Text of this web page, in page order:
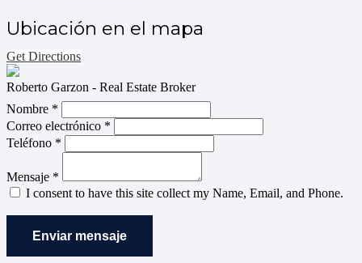
Ubicación en el mapa
Get Directions
Roberto Garzon - Real Estate Broker
Nombre *
Correo electrónico *
Teléfono *
Mensaje *
I consent to have this site collect my Name, Email, and Phone.
Enviar mensaje